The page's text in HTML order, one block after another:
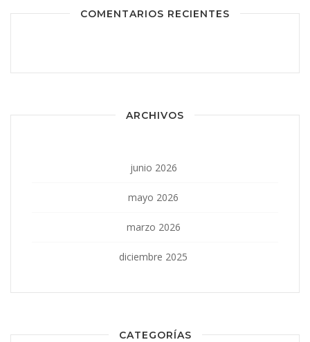
COMENTARIOS RECIENTES
ARCHIVOS
junio 2026
mayo 2026
marzo 2026
diciembre 2025
CATEGORÍAS